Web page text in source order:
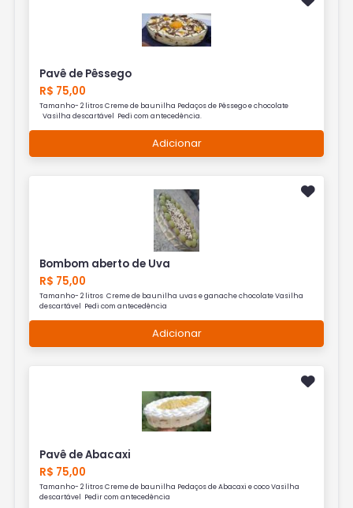
Pavê de Pêssego
R$ 75,00
Tamanho- 2 litros Creme de baunilha Pedaços de Pêssego e chocolate
Vasilha descartável Pedi com antecedência.
Adicionar
Bombom aberto de Uva
R$ 75,00
Tamanho- 2 litros Creme de baunilha uvas e ganache chocolate Vasilha
descartável Pedi com antecedência
Adicionar
Pavê de Abacaxi
R$ 75,00
Tamanho- 2 litros Creme de baunilha Pedaços de Abacaxi e coco Vasilha
descartável Pedir com antecedência